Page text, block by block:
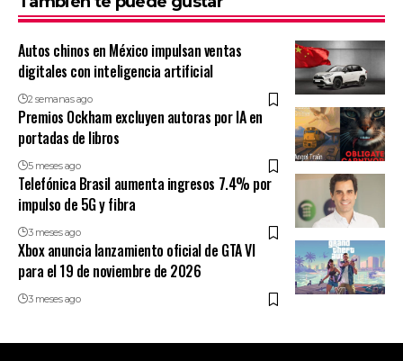
Autos chinos en México impulsan ventas
digitales con inteligencia artificial
2 semanas ago
Premios Ockham excluyen autoras por IA en
portadas de libros
5 meses ago
Telefónica Brasil aumenta ingresos 7.4% por
impulso de 5G y fibra
3 meses ago
Xbox anuncia lanzamiento oficial de GTA VI
para el 19 de noviembre de 2026
3 meses ago